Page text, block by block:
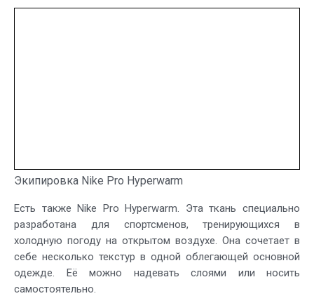
Экипировка Nike Pro Hyperwarm
Есть также Nike Pro Hyperwarm. Эта ткань специально
разработана для спортсменов, тренирующихся в
холодную погоду на открытом воздухе. Она сочетает в
себе несколько текстур в одной облегающей основной
одежде. Её можно надевать слоями или носить
самостоятельно.